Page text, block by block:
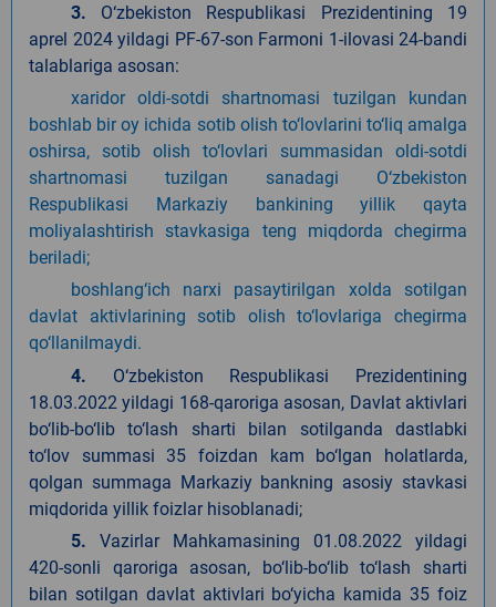
3.
O‘zbekiston Respublikasi Prezidentining 19
aprel 2024 yildagi PF-67-son Farmoni 1-ilovasi 24-bandi
talablariga asosan:
xaridor oldi-sotdi shartnomasi tuzilgan kundan
boshlab bir oy ichida sotib olish to‘lovlarini to‘liq amalga
oshirsa, sotib olish to‘lovlari summasidan oldi-sotdi
shartnomasi tuzilgan sanadagi O‘zbekiston
Respublikasi Markaziy bankining yillik qayta
moliyalashtirish stavkasiga teng miqdorda chegirma
beriladi;
boshlang‘ich narxi pasaytirilgan xolda sotilgan
davlat aktivlarining sotib olish to‘lovlariga chegirma
qo‘llanilmaydi.
4. O‘zbekiston Respublikasi Prezidentining
18.03.2022 yildagi 168-qaroriga asosan, Davlat aktivlari
bo‘lib-bo‘lib to‘lash sharti bilan sotilganda dastlabki
to‘lov summasi 35 foizdan kam bo‘lgan holatlarda,
qolgan summaga Markaziy bankning asosiy stavkasi
miqdorida yillik foizlar hisoblanadi;
5. Vazirlar Mahkamasining 01.08.2022 yildagi
420-sonli qaroriga asosan, bo‘lib-bo‘lib to‘lash sharti
bilan sotilgan davlat aktivlari bo‘yicha kamida 35 foiz